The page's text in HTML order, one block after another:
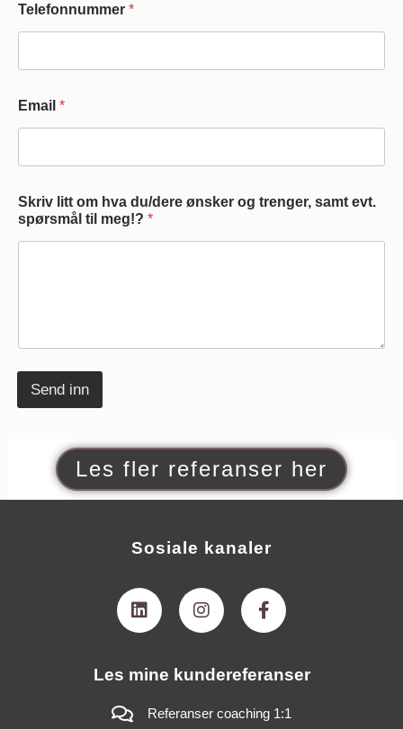
Telefonnummer *
Email *
a
m
t
Skriv litt om hva du/dere ønsker og trenger, samt evt.
spørsmål til meg!? *
Send inn
Les fler referanser her
Sosiale kanaler
L
i
n
d
I
n
s
g
a
F
a
c
o
k
Les mine kundereferanser
Referanser coaching 1:1